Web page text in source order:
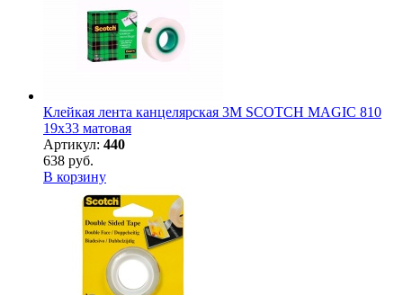
Клейкая лента канцелярская 3M SCOTCH MAGIC 810
19х33 матовая
Артикул: 440
638 руб.
В корзину